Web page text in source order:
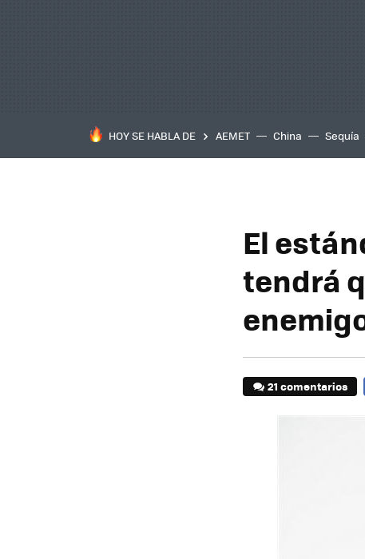
HOY SE HABLA DE AEMET China Sequía
El
tendrá
21 comentarios